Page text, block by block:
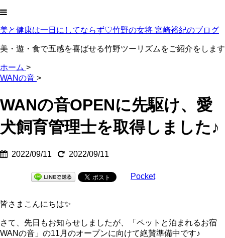
美と健康は一日にしてならず♡竹野の女将 宮崎裕紀のブログ
美・遊・食で五感を喜ばせる竹野ツーリズムをご紹介をします
ホーム >
WANの音 >
WANの音OPENに先駆け、愛
犬飼育管理士を取得しました♪
2022/09/11 2022/09/11
Pocket
皆さまこんにちは✨
さて、先日もお知らせしましたが、「ペットと泊まれるお宿
WANの音」の11月のオープンに向けて絶賛準備中です♪